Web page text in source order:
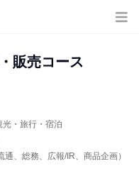
販売コース
・旅行・宿泊
、総務、広報/IR、商品企画）